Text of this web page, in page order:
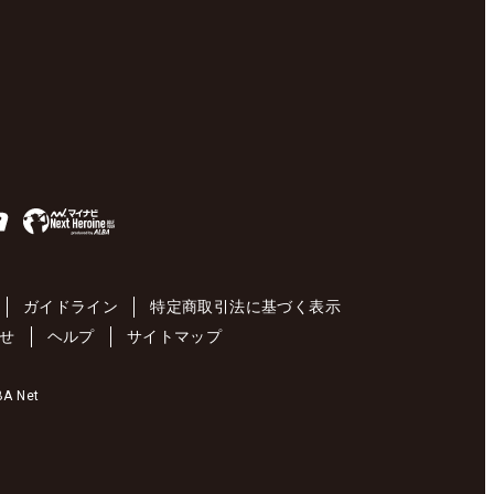
ガイドライン
特定商取引法に基づく表示
ヘルプ サイトマップ
Net